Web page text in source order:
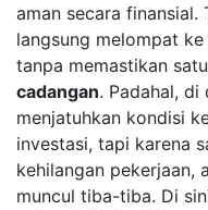
aman secara finansial.
langsung melompat
tanpa memastikan
cadangan. Padahal, di
menjatuhkan kondisi
investasi, tapi karena
kehilangan pekerjaan,
muncul tiba-tiba. Di